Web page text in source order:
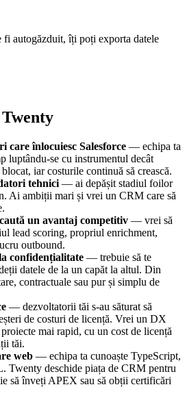
fi autogăzduit, îți poți exporta datele
înlocuiesc Salesforce — echipa ta
luptându-se cu instrumentul decât
iar costurile continuă să crească.
tehnici — ai depășit stadiul foilor
Ai ambiții mari și vrei un CRM care să
un avantaj competitiv — vrei să
lead scoring, propriul enrichment,
outbound.
confidențialitate — trebuie să te
datele de la un capăt la altul. Din
contractuale sau pur și simplu de
— dezvoltatorii tăi s-au săturat să
de costuri de licență. Vrei un DX
mai rapid, cu un cost de licență
tăi.
web — echipa ta cunoaște TypeScript,
Twenty deschide piața de CRM pentru
să înveți APEX sau să obții certificări